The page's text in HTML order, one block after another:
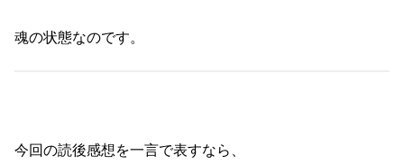
魂の状態なのです。
今回の読後感想を一言で表すなら、